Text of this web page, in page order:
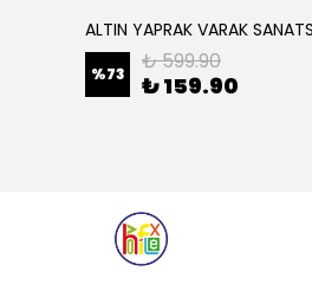
%73 ₺ 599.90
₺ 159.90